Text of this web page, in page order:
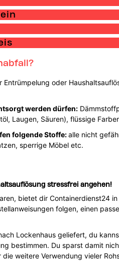
Entrümpelung oder
werden dürfen:
Laugen, Säuren), flüssige
folgende Stoffe:alle nicht
sperrige Möbel etc.
stressfrei angehen!
bietet dir Containerdienst24
folgen, einen
Lockenhaus geliefert, du
bestimmen. Du sparst damit
weitere Verwendung vieler